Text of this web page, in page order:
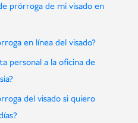
prórroga de mi visado en
en línea del visado?
personal a la oficina de
del visado si quiero